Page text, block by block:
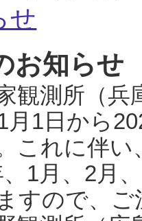
せ
お知らせ
観測所（
月1日から
これに伴い
1月、2月
すので、